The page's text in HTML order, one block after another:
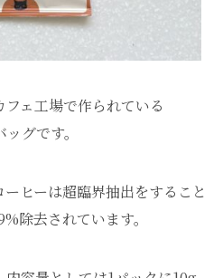
ェ工場で作られている
グです。
ヒーは超臨界抽出をすること
除去されています。